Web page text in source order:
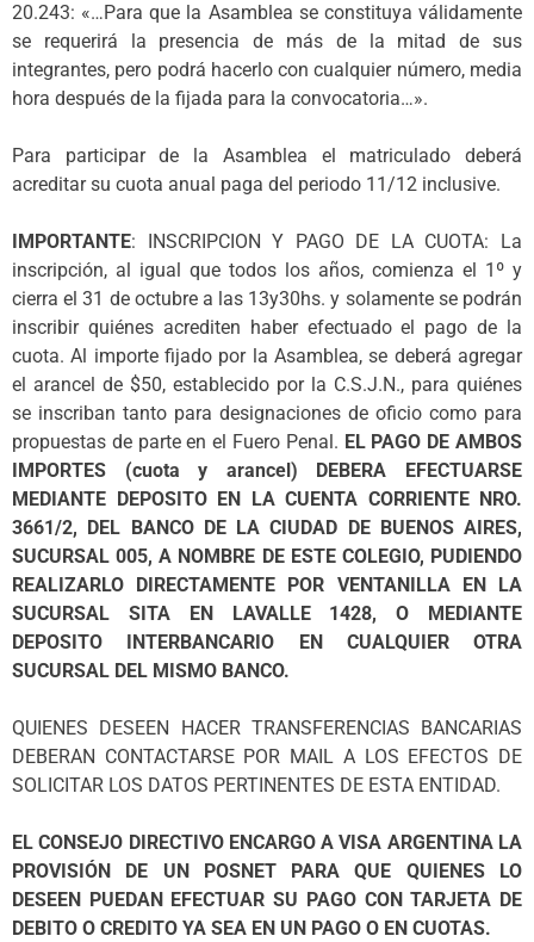
20.243: «…Para que la Asamblea se constituya válidamente
se requerirá la presencia de más de la mitad de sus
integrantes, pero podrá hacerlo con cualquier número, media
hora después de la fijada para la convocatoria…».
Para participar de la Asamblea el matriculado deberá
acreditar su cuota anual paga del periodo 11/12 inclusive.
IMPORTANTE: INSCRIPCION Y PAGO DE LA CUOTA: La
inscripción, al igual que todos los años, comienza el 1º y
cierra el 31 de octubre a las 13y30hs. y solamente se podrán
inscribir quiénes acrediten haber efectuado el pago de la
cuota. Al importe fijado por la Asamblea, se deberá agregar
el arancel de $50, establecido por la C.S.J.N., para quiénes
se inscriban tanto para designaciones de oficio como para
propuestas de parte en el Fuero Penal. EL PAGO DE AMBOS
IMPORTES (cuota y arancel) DEBERA EFECTUARSE
MEDIANTE DEPOSITO EN LA CUENTA CORRIENTE NRO.
3661/2, DEL BANCO DE LA CIUDAD DE BUENOS AIRES,
SUCURSAL 005, A NOMBRE DE ESTE COLEGIO, PUDIENDO
REALIZARLO DIRECTAMENTE POR VENTANILLA EN LA
SUCURSAL SITA EN LAVALLE 1428, O MEDIANTE
DEPOSITO INTERBANCARIO EN CUALQUIER OTRA
SUCURSAL DEL MISMO BANCO.
QUIENES DESEEN HACER TRANSFERENCIAS BANCARIAS
DEBERAN CONTACTARSE POR MAIL A LOS EFECTOS DE
SOLICITAR LOS DATOS PERTINENTES DE ESTA ENTIDAD.
EL CONSEJO DIRECTIVO ENCARGO A VISA ARGENTINA LA
PROVISIÓN DE UN POSNET PARA QUE QUIENES LO
DESEEN PUEDAN EFECTUAR SU PAGO CON TARJETA DE
DEBITO O CREDITO YA SEA EN UN PAGO O EN CUOTAS.